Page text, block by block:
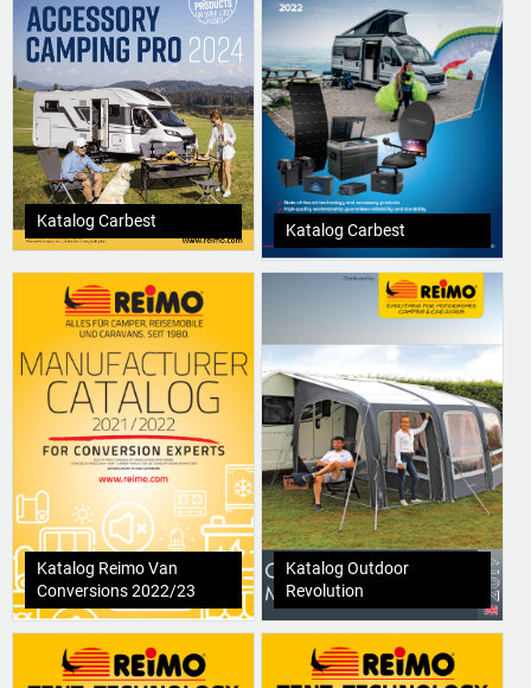
Katalog Carbest
Katalog Carbest
Katalog Reimo Van
Conversions 2022/23
Katalog Outdoor
Revolution